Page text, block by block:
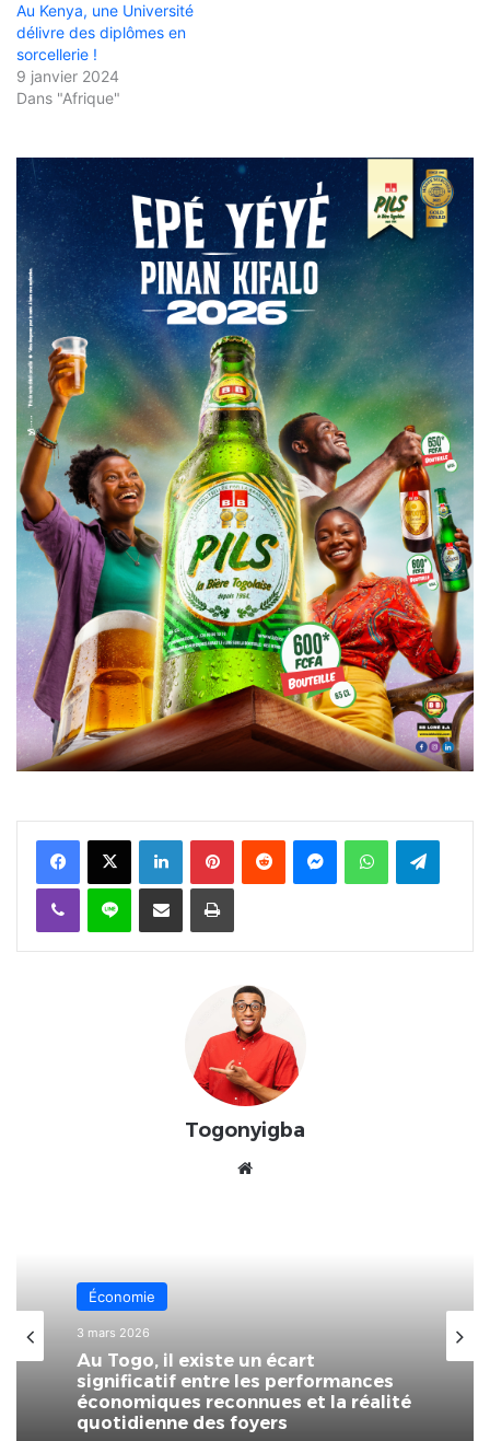
Au Kenya, une Université
délivre des diplômes en
sorcellerie !
9 janvier 2024
Dans "Afrique"
FacebookX Linkedin PinterestReddit MessengerWhatsAppTelegram
Viber Ligne Partager par email Imprimer
Togonyigba
Économie
3 mars 2026
Au Togo, il existe un écart
significatif entre les performances
économiques reconnues et la réalité
quotidienne des foyers